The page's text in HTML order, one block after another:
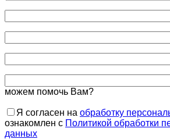
можем помочь Вам?
Я согласен на обработку
ознакомлен с Политикой обработки
данных